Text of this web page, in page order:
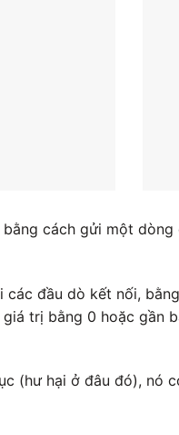
cách gửi một
các đầu dò kết nối,
trị bằng 0 hoặc gần
(hư hại ở đâu đó), nó